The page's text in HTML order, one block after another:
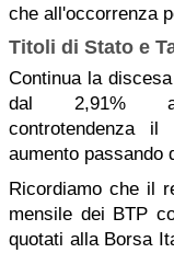
che all'occorrenza
Titoli di Stato e
Continua la
dal
controtendenza il
aumento passando
Ricordiamo che il
mensile dei BTP
quotati alla Borsa